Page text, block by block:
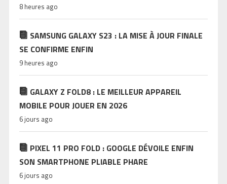
8 heures ago
SAMSUNG GALAXY S23 : LA MISE À JOUR FINALE
SE CONFIRME ENFIN
9 heures ago
GALAXY Z FOLD8 : LE MEILLEUR APPAREIL
MOBILE POUR JOUER EN 2026
6 jours ago
PIXEL 11 PRO FOLD : GOOGLE DÉVOILE ENFIN
SON SMARTPHONE PLIABLE PHARE
6 jours ago